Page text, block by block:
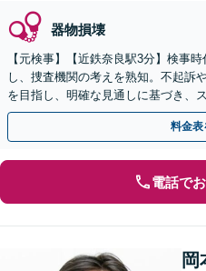
器物損壊
【元検事】【近鉄奈良駅3分】検事
し、捜査機関の考えを熟知。不起訴
を目指し、明確な見通しに基づき、
裁判員裁判にも対応します。【複数
料金表
電話で
岡